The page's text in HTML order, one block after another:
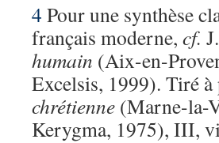
4 Pour une synthèse
français moderne, cf.
humain (Aix-en-
Excelsis, 1999). Tiré
chrétienne (Marne-la-
Kerygma, 1975), III,